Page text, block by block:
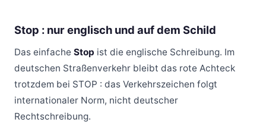
Stop : nur englisch und auf dem Schild
Das einfache Stop ist die englische Schreibung. Im
deutschen Straßenverkehr bleibt das rote Achteck
trotzdem bei STOP : das Verkehrszeichen folgt
internationaler Norm, nicht deutscher
Rechtschreibung.